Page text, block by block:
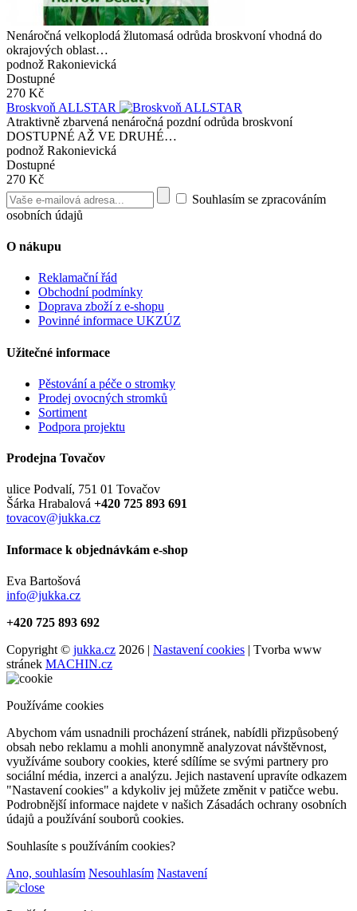
Nenáročná velkoplodá žlutomasá odrůda broskvoní vhodná do
okrajových oblast…
podnož Rakonievická
Dostupné
270 Kč
Broskvoň ALLSTAR
Atraktivně zbarvená nenáročná pozdní odrůda broskvoní
DOSTUPNÉ AŽ VE DRUHÉ…
podnož Rakonievická
Dostupné
270 Kč
Souhlasím se zpracováním
osobních údajů
O nákupu
Reklamační řád
Obchodní podmínky
Doprava zboží z e-shopu
Povinné informace UKZÚZ
Užitečné informace
Pěstování a péče o stromky
Prodej ovocných stromků
Sortiment
Podpora projektu
Prodejna Tovačov
ulice Podvalí, 751 01 Tovačov
Šárka Hrabalová +420 725 893 691
tovacov@jukka.cz
Informace k objednávkám e-shop
Eva Bartošová
info@jukka.cz
+420 725 893 692
Copyright © jukka.cz 2026 | Nastavení cookies | Tvorba www
stránek MACHIN.cz
Používáme cookies
Abychom vám usnadnili procházení stránek, nabídli přizpůsobený
obsah nebo reklamu a mohli anonymně analyzovat návštěvnost,
využíváme soubory cookies, které sdílíme se svými partnery pro
sociální média, inzerci a analýzu. Jejich nastavení upravíte odkazem
"Nastavení cookies" a kdykoliv jej můžete změnit v patičce webu.
Podrobnější informace najdete v našich Zásadách ochrany osobních
údajů a používání souborů cookies.
Souhlasíte s používáním cookies?
Ano, souhlasím Nesouhlasím Nastavení